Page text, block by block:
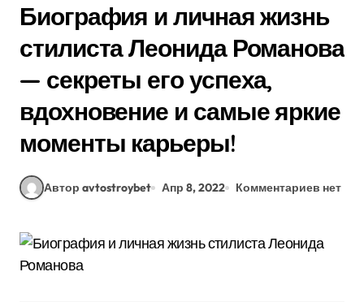
Биография и личная жизнь
стилиста Леонида Романова
— секреты его успеха,
вдохновение и самые яркие
моменты карьеры!
Автор avtostroybet Апр 8, 2022 Комментариев нет